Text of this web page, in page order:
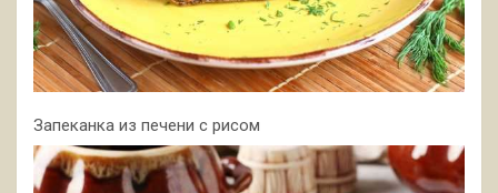
Запеканка из печени с рисом